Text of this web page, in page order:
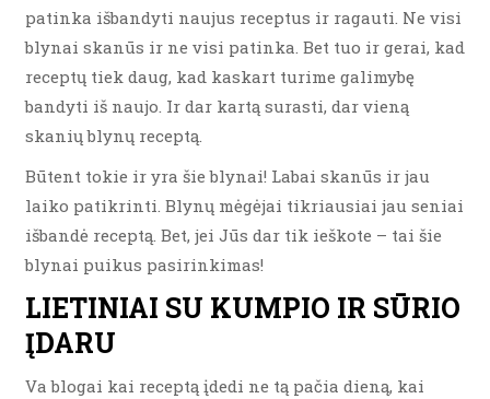
patinka išbandyti naujus receptus ir ragauti. Ne visi
blynai skanūs ir ne visi patinka. Bet tuo ir gerai, kad
receptų tiek daug, kad kaskart turime galimybę
bandyti iš naujo. Ir dar kartą surasti, dar vieną
skanių blynų receptą.
Būtent tokie ir yra šie blynai! Labai skanūs ir jau
laiko patikrinti. Blynų mėgėjai tikriausiai jau seniai
išbandė receptą. Bet, jei Jūs dar tik ieškote – tai šie
blynai puikus pasirinkimas!
LIETINIAI SU KUMPIO IR SŪRIO
ĮDARU
Va blogai kai receptą įdedi ne tą pačia dieną, kai